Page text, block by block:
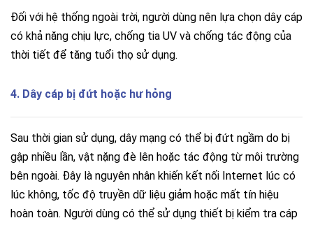
Đối với hệ thống ngoài trời, người dùng nên lựa chọn dây cáp
có khả năng chịu lực, chống tia UV và chống tác động của
thời tiết để tăng tuổi thọ sử dụng.
4. Dây cáp bị đứt hoặc hư hỏng
Sau thời gian sử dụng, dây mạng có thể bị đứt ngầm do bị
gập nhiều lần, vật nặng đè lên hoặc tác động từ môi trường
bên ngoài. Đây là nguyên nhân khiến kết nối Internet lúc có
lúc không, tốc độ truyền dữ liệu giảm hoặc mất tín hiệu
hoàn toàn. Người dùng có thể sử dụng thiết bị kiểm tra cáp